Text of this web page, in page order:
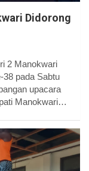
Didorong
2 Manokwari
38 pada Sabtu
upacara
Manokwari…